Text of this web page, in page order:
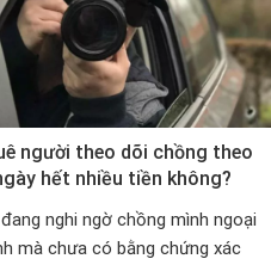
người theo dõi chồng theo
hết nhiều tiền không?
đang nghi ngờ chồng mình ngoại
mà chưa có bằng chứng xác